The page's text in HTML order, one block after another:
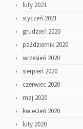
luty 2021
styczeń 2021
grudzień 2020
październik 2020
wrzesień 2020
sierpień 2020
czerwiec 2020
maj 2020
kwiecień 2020
luty 2020